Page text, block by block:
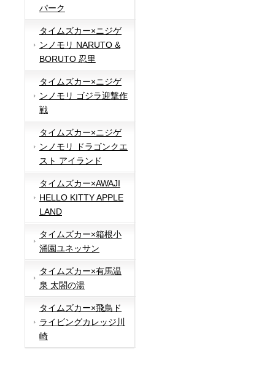
パーク
タイムズカー×ニジゲ
ンノモリ NARUTO &
BORUTO 忍里
タイムズカー×ニジゲ
ンノモリ ゴジラ迎撃作
戦
タイムズカー×ニジゲ
ンノモリ ドラゴンクエ
スト アイランド
タイムズカー×AWAJI
HELLO KITTY APPLE
LAND
タイムズカー×箱根小
涌園ユネッサン
タイムズカー×有馬温
泉 太閤の湯
タイムズカー×飛鳥ド
ライビングカレッジ川
崎